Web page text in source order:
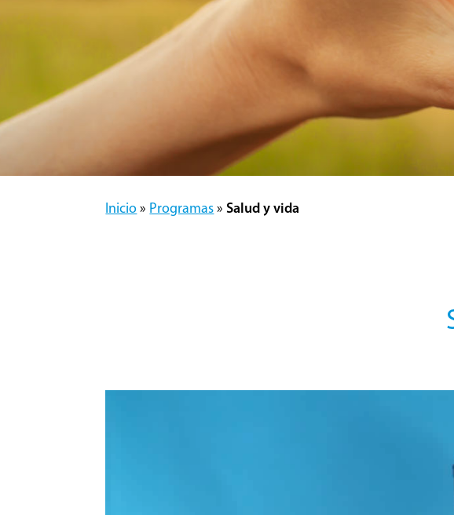
Inicio » Programas » Salud y vida